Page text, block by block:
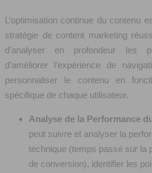
L’optimisation continue du contenu
stratégie de content marketing
d’analyser en profondeur les
d’améliorer l’expérience de
personnaliser le contenu en
spécifique de chaque utilisateur.
Analyse de la Performance
peut suivre et analyser la
technique (temps passé sur la
de conversion), identifier les